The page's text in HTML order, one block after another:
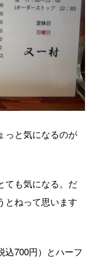
っと気になるのが
ても気になる。だ
とねって思います
込700円）とハーフ